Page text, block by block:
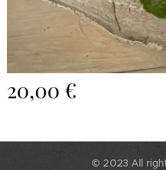
20,00 €
© 2023 All